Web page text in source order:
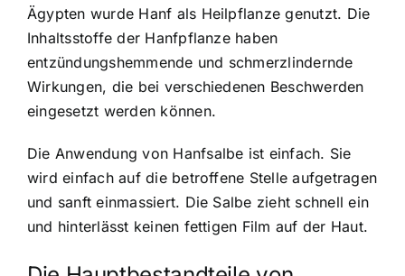
Ägypten wurde Hanf als Heilpflanze genutzt. Die
Inhaltsstoffe der Hanfpflanze haben
entzündungshemmende und schmerzlindernde
Wirkungen, die bei verschiedenen Beschwerden
eingesetzt werden können.
Die Anwendung von Hanfsalbe ist einfach. Sie
wird einfach auf die betroffene Stelle aufgetragen
und sanft einmassiert. Die Salbe zieht schnell ein
und hinterlässt keinen fettigen Film auf der Haut.